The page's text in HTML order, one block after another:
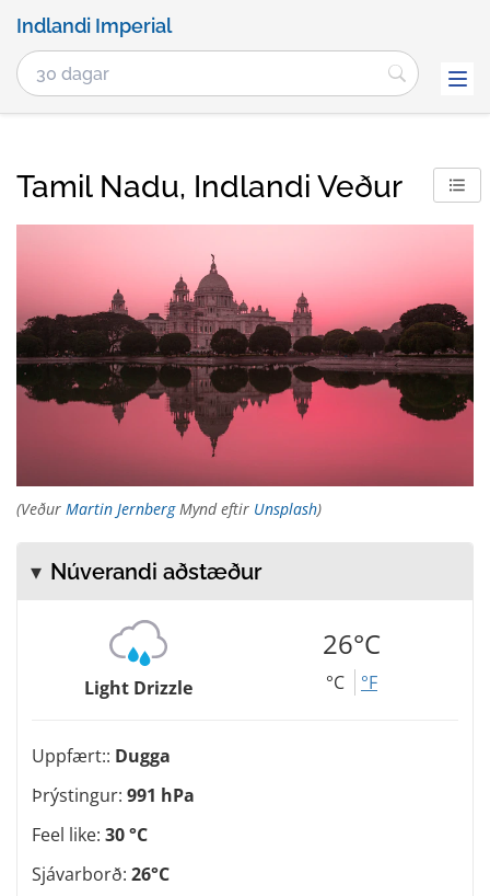
Indlandi Imperial
Tamil Nadu, Indlandi Veður
(Veður Martin JernbergMynd eftir Unsplash)
Núverandi aðstæður
Light Drizzle
26°C
°C °F
Uppfært:: Dugga
Þrýstingur: 991 hPa
Feel like: 30 °C
Sjávarborð: 26°C